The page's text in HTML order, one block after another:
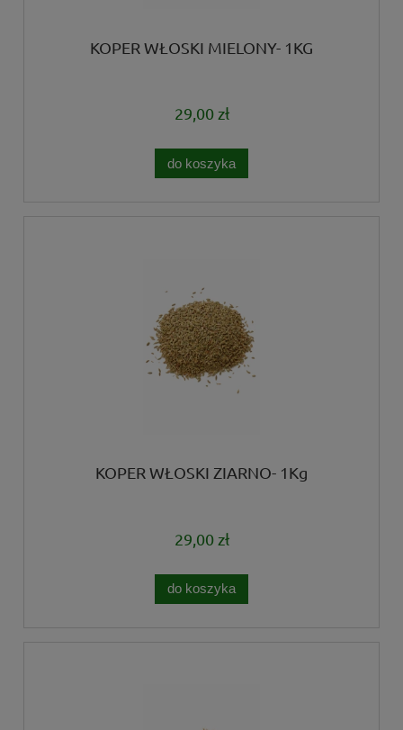
KOPER WŁOSKI MIELONY- 1KG
29,00 zł
do koszyka
KOPER WŁOSKI ZIARNO- 1Kg
29,00 zł
do koszyka